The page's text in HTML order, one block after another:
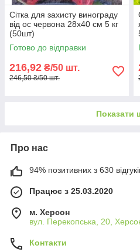
Сітка для захисту винограду
від ос червона 28х40 см 5 кг
(50шт)
Готово до відправки
216,92 ₴/50 шт.
246,50 ₴/50 шт.
Показати
Про нас
94% позитивних з 630
Працює з 25.03.2020
м. Херсон
вул. Перекопська, 20,
Контакти